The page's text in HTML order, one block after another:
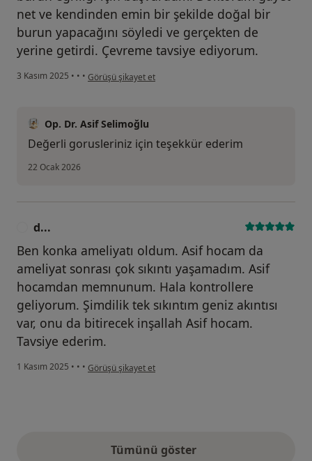
net ve kendinden emin bir şekilde doğal bir
burun yapacağını söyledi ve gerçekten de
yerine getirdi. Çevreme tavsiye ediyorum.
3 Kasım 2025 • • • kullanıcının görüşüne göre g...
Görüşü şikayet et
Op. Dr. Asif Selimoğlu
Değerli gorusleriniz için teşekkür ederim
22 Ocak 2026
d...
Ben konka ameliyatı oldum. Asif hocam da
ameliyat sonrası çok sıkıntı yaşamadım. Asif
hocamdan memnunum. Hala kontrollere
geliyorum. Şimdilik tek sıkıntım geniz akıntısı
var, onu da bitirecek inşallah Asif hocam.
Tavsiye ederim.
1 Kasım 2025 • • • kullanıcının görüşüne göre d...
Görüşü şikayet et
Tümünü gösteryukarıdaki görüşler